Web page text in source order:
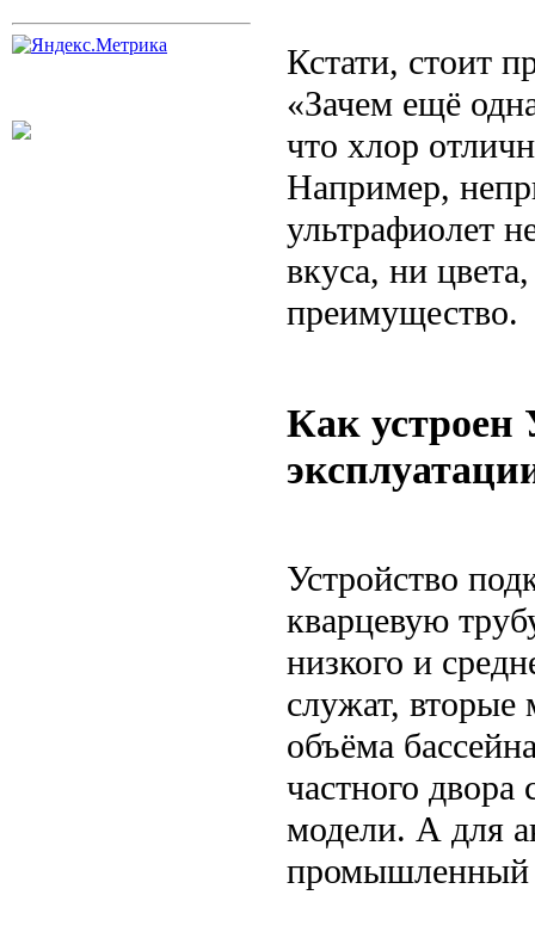
Кстати, стоит
«Зачем ещё
что хлор
Например,
ультрафиолет
вкуса, ни
преимущество.
Как устроен
Устройство
кварцевую
низкого и
служат,
объёма
частного
модели. А для
промышленный